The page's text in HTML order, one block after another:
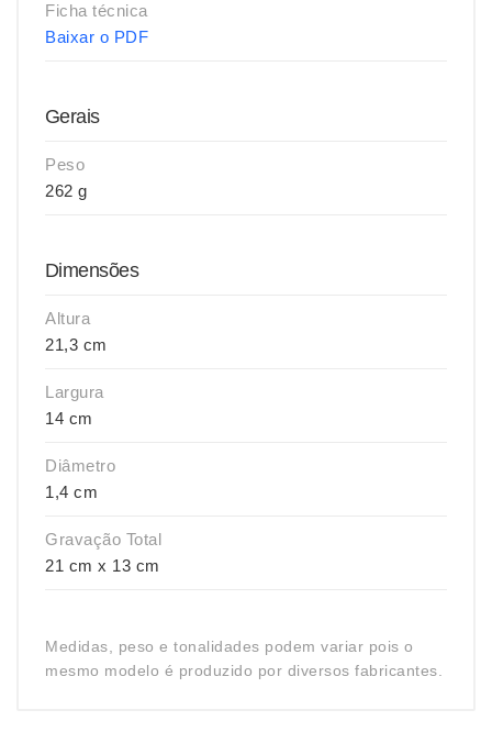
Ficha técnica
Baixar o PDF
Gerais
Peso
262 g
Dimensões
Altura
21,3 cm
Largura
14 cm
Diâmetro
1,4 cm
Gravação Total
21 cm x 13 cm
Medidas, peso e tonalidades podem variar pois o
mesmo modelo é produzido por diversos fabricantes.